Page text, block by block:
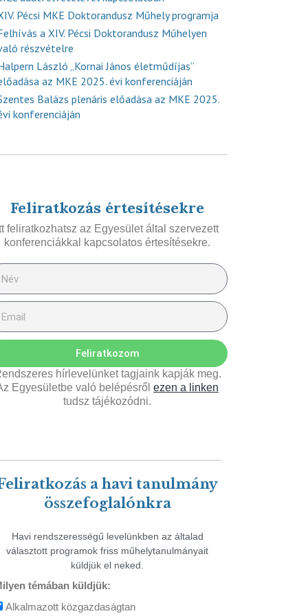
Pécsi MKE Doktorandusz Műhely programja
a XIV. Pécsi Doktorandusz Műhelyen
részvételre
László „Kornai János életműdíjas”
az MKE 2025. évi konferenciáján
Balázs plenáris előadása az MKE 2025.
konferenciáján
Feliratkozás értesítésekre
feliratkozhatsz az Egyesület által szervezett
konferenciákkal kapcsolatos értesítésekre.
Feliratkozom
hírlevelünket tagjaink kapják meg.
Egyesületbe való belépésről ezen a linken
tudsz tájékozódni.
a havi tanulmány
összefoglalónkra
Havi rendszerességű levelünkben az általad
választott programok friss műhelytanulmányait
küldjük el neked.
témában küldjük:
Alkalmazott közgazdaságtan